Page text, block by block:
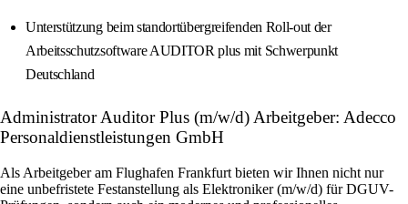
Unterstützung beim standortübergreifenden Roll-out der
Arbeitsschutzsoftware AUDITOR plus mit Schwerpunkt
Deutschland
Administrator Auditor Plus (m/w/d) Arbeitgeber: Adecco
Personaldienstleistungen GmbH
Als Arbeitgeber am Flughafen Frankfurt bieten wir Ihnen nicht nur
eine unbefristete Festanstellung als Elektroniker (m/w/d) für DGUV-